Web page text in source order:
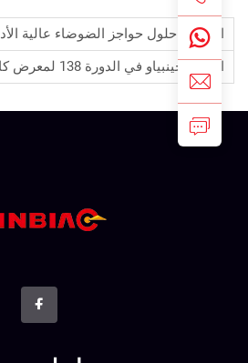
السابق:حلول حواجز الضوضاء عالية الأداء للطرق والسكك
جينبياو في الدورة 138 لمعرض كانتون - المرحلة الثانية - معرض مواد البناء